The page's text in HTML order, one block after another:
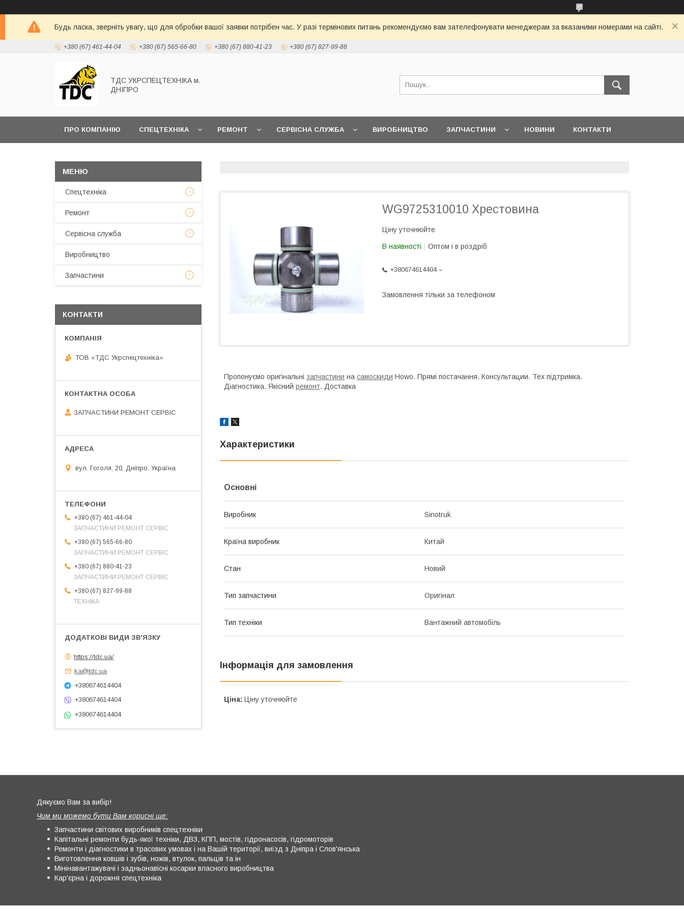
Будь ласка, зверніть увагу, що для обробки вашої заявки потрібен час. У разі термінових питань рекомендуємо вам зателефонувати менеджерам за вказаними номерами на сайті.
+380 (67) 461-44-04 +380 (67) 565-66-80 +380 (67) 880-41-23 +380 (67) 827-99-88
ТДС УКРСПЕЦТЕХНІКА м.
ДНІПРО
ПРО КОМПАНІЮ СПЕЦТЕХНІКА РЕМОНТ СЕРВІСНА СЛУЖБА ВИРОБНИЦТВО ЗАПЧАСТИНИ НОВИНИ КОНТАКТИ
WG9725310010 Хрестовина
Ціну уточнюйте
В наявності Оптом і в роздріб
+380674614404
Замовлення тільки за телефоном
Пропонуємо оригінальні запчастини на самоскиди Howo. Прямі постачання. Консультации. Тех підтримка.
Діагностика. Якісний ремонт. Доставка
Характеристики
Основні
Виробник Sinotruk
Країна виробник Китай
Стан Новий
Тип запчастини Оригінал
Тип техніки Вантажний автомобіль
Інформація для замовлення
Ціна: Ціну уточнюйте
Спецтехніка
Ремонт
Сервісна служба
Виробництво
Запчастини
КОНТАКТИ
ТОВ «ТДС Укрспецтехніка»
ЗАПЧАСТИНИ РЕМОНТ СЕРВІС
вул. Гоголя, 20, Дніпро, Україна
+380 (67) 461-44-04
ЗАПЧАСТИНИ РЕМОНТ СЕРВІС
+380 (67) 565-66-80
ЗАПЧАСТИНИ РЕМОНТ СЕРВІС
+380 (67) 880-41-23
ЗАПЧАСТИНИ РЕМОНТ СЕРВІС
+380 (67) 827-99-88
ТЕХНІКА
https://tdc.ua/
ka@tdc.ua
+380674614404
+380674614404
+380674614404
Дякуємо Вам за вибір!
Чим ми можемо бути Вам корисні ще:
Запчастини світових виробників спецтехніки
Капітальні ремонти будь-якої техніки, ДВЗ, КПП, мостів, гідронасосів, гідромоторів
Ремонти і діагностики в трасових умовах і на Вашій території, виїзд з Дніпра і Слов'янська
Виготовлення ковшів і зубів, ножів, втулок, пальців та ін
Мінінавантажувачі і задньонавісні косарки власного виробництва
Кар'єрна і дорожня спецтехніка